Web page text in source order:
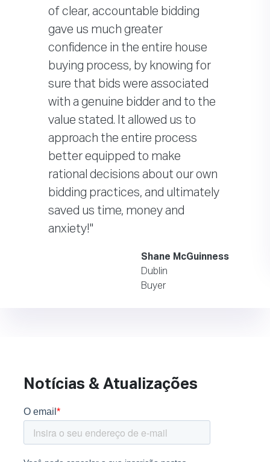
of clear, accountable bidding
gave us much greater
confidence in the entire house
buying process, by knowing for
sure that bids were associated
with a genuine bidder and to the
value stated. It allowed us to
approach the entire process
better equipped to make
rational decisions about our own
bidding practices, and ultimately
saved us time, money and
anxiety!"
Shane McGuinness
Dublin
Buyer
Notícias & Atualizações